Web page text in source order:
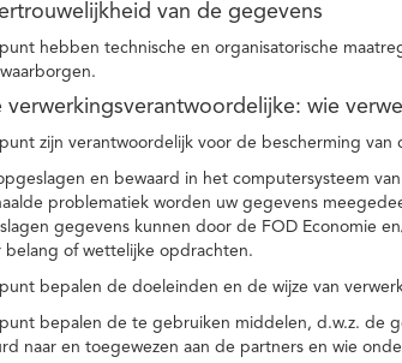
van de gegevens
hebben technische en organisatorische
wie
zijn verantwoordelijk voor de bescherming van
en bewaard in het computersysteem
problematiek worden uw gegevens
gegevens kunnen door de FOD Economie
of wettelijke opdrachten.
bepalen de doeleinden en de wijze van
bepalen de te gebruiken middelen, d.w.z. de
naar en toegewezen aan de partners en wie